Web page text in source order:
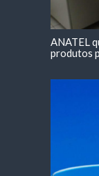
ANATEL
produtos